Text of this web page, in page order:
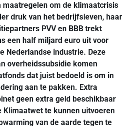
maatregelen om de klimaatcrisis
druk van het bedrijfsleven, haar
PVV en BBB trekt
een half miljard euro uit voor
Nederlandse industrie. Deze
overheidssubsidie komen
dat juist bedoeld is om in
aan te pakken. Extra
geen extra geld beschikbaar
Klimaatwet te kunnen uitvoeren
van de aarde tegen te